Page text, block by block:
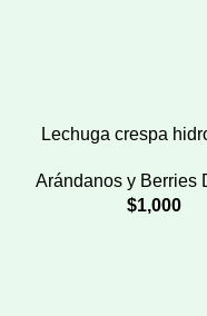
Lechuga crespa
Arándanos y Berries
$1,000